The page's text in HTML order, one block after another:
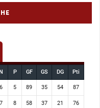
P GF GS DG Pti
6 5 89 35 54 87
7 8 58 37 21 76